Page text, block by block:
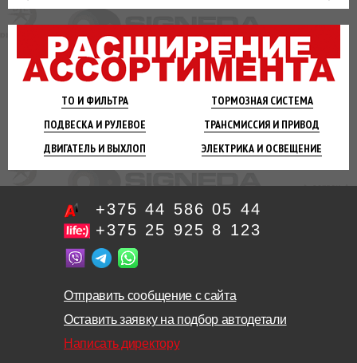
ТО И ФИЛЬТРА ТОРМОЗНАЯСИСТЕМА
ПОДВЕСКА И РУЛЕВОЕ ТРАНСМИССИЯ И ПРИВОД
ДВИГАТЕЛЬ И ВЫХЛОП ЭЛЕКТРИКА И ОСВЕЩЕНИЕ
+375 44 586 05 44
+375 25 925 8 123
Отправить сообщение с сайта
Оставить заявку на подбор автодетали
Написать директору